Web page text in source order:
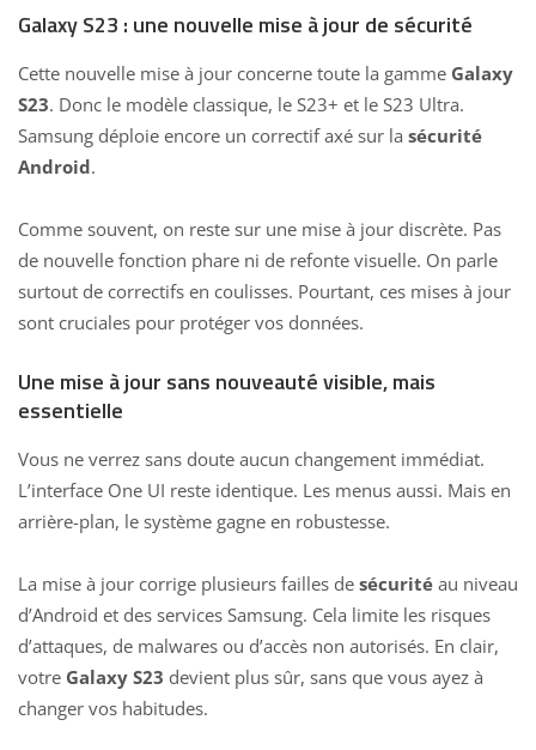
Galaxy S23 : une nouvelle mise à jour de sécurité
Cette nouvelle mise à jour concerne toute la gamme Galaxy
S23. Donc le modèle classique, le S23+ et le S23 Ultra.
Samsung déploie encore un correctif axé sur la sécurité
Android.
Comme souvent, on reste sur une mise à jour discrète. Pas
de nouvelle fonction phare ni de refonte visuelle. On parle
surtout de correctifs en coulisses. Pourtant, ces mises à jour
sont cruciales pour protéger vos données.
Une mise à jour sans nouveauté visible, mais
essentielle
Vous ne verrez sans doute aucun changement immédiat.
L’interface One UI reste identique. Les menus aussi. Mais en
arrière-plan, le système gagne en robustesse.
La mise à jour corrige plusieurs failles de sécurité au niveau
d’Android et des services Samsung. Cela limite les risques
d’attaques, de malwares ou d’accès non autorisés. En clair,
votre Galaxy S23 devient plus sûr, sans que vous ayez à
changer vos habitudes.